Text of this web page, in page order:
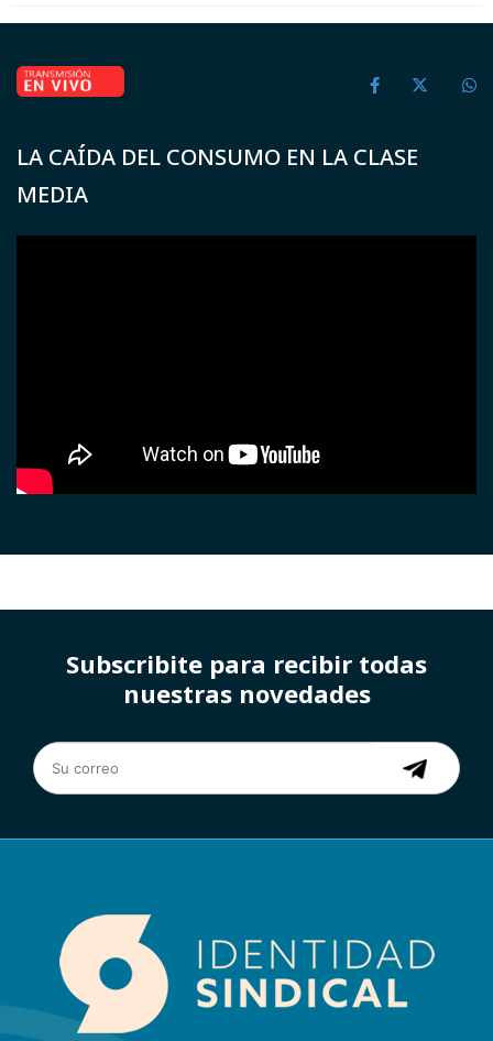
LA CAÍDA DEL CONSUMO EN LA CLASE
MEDIA
Subscribite para recibir todas
nuestras novedades